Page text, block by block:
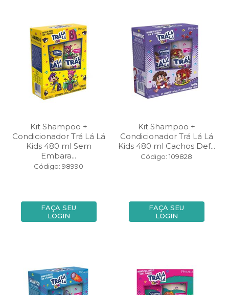
Kit Shampoo +
Condicionador Trá Lá Lá
Kids 480 ml Sem
Embara...
Código: 98990
FAÇA SEU
LOGIN
Kit Shampoo +
Condicionador Trá Lá Lá
Kids 480 ml Cachos Def...
Código: 109828
FAÇA SEU
LOGIN